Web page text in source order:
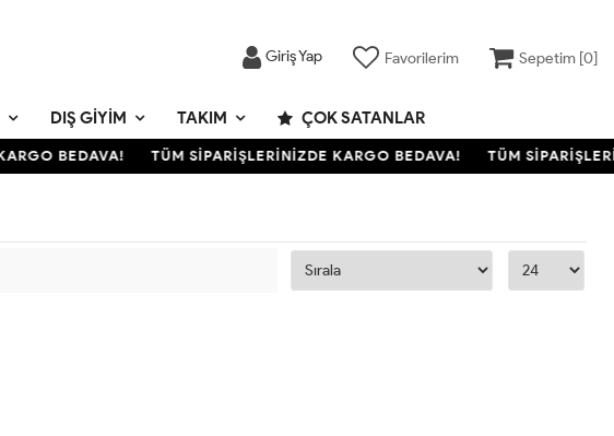
Giriş Yap Favorilerim Sepetim [0]
DIŞ GIYIM TAKIM ÇOK SATANLAR
BEDAVA! TÜM SİPARİŞLERİNİZDE KARGO BEDAVA! TÜM